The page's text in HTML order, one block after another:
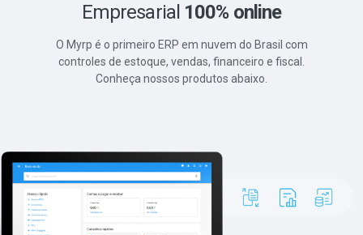
Empresarial 100% online
O Myrp é o primeiro ERP em nuvem do Brasil com
controles de estoque, vendas, financeiro e fiscal.
Conheça nossos produtos abaixo.